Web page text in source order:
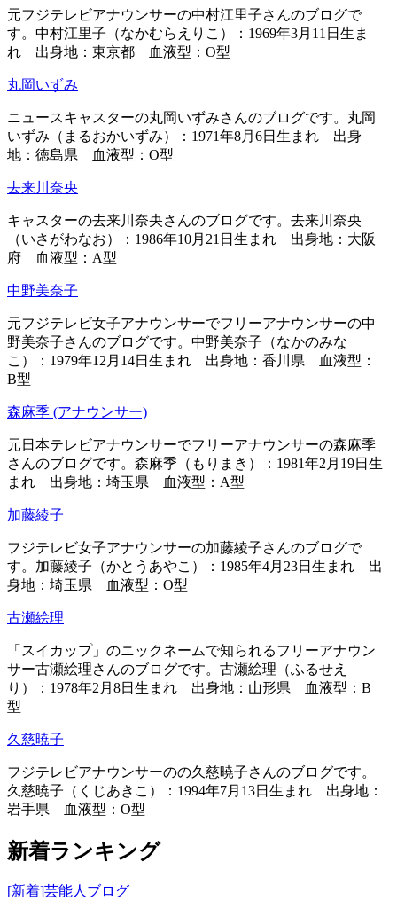
元フジテレビアナウンサーの中村江里子さんのブログで
す。中村江里子（なかむらえりこ）：1969年3月11日生ま
れ 出身地：東京都 血液型：O型
丸岡いずみ
ニュースキャスターの丸岡いずみさんのブログです。丸岡
いずみ（まるおかいずみ）：1971年8月6日生まれ 出身
地：徳島県 血液型：O型
去来川奈央
キャスターの去来川奈央さんのブログです。去来川奈央
（いさがわなお）：1986年10月21日生まれ 出身地：大阪
府 血液型：A型
中野美奈子
元フジテレビ女子アナウンサーでフリーアナウンサーの中
野美奈子さんのブログです。中野美奈子（なかのみな
こ）：1979年12月14日生まれ 出身地：香川県 血液型：
B型
森麻季 (アナウンサー)
元日本テレビアナウンサーでフリーアナウンサーの森麻季
さんのブログです。森麻季（もりまき）：1981年2月19日生
まれ 出身地：埼玉県 血液型：A型
加藤綾子
フジテレビ女子アナウンサーの加藤綾子さんのブログで
す。加藤綾子（かとうあやこ）：1985年4月23日生まれ 出
身地：埼玉県 血液型：O型
古瀬絵理
「スイカップ」のニックネームで知られるフリーアナウン
サー古瀬絵理さんのブログです。古瀬絵理（ふるせえ
り）：1978年2月8日生まれ 出身地：山形県 血液型：B
型
久慈暁子
フジテレビアナウンサーのの久慈暁子さんのブログです。
久慈暁子（くじあきこ）：1994年7月13日生まれ 出身地：
岩手県 血液型：O型
新着ランキング
[新着]芸能人ブログ